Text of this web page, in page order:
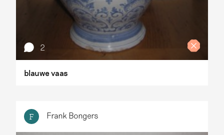
2
blauwe vaas
F Frank Bongers